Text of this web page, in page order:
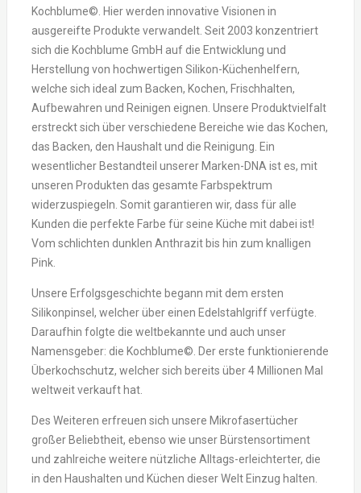
Kochblume©. Hier werden innovative Visionen in
ausgereifte Produkte verwandelt. Seit 2003 konzentriert
sich die Kochblume GmbH auf die Entwicklung und
Herstellung von hochwertigen Silikon-Küchenhelfern,
welche sich ideal zum Backen, Kochen, Frischhalten,
Aufbewahren und Reinigen eignen. Unsere Produktvielfalt
erstreckt sich über verschiedene Bereiche wie das Kochen,
das Backen, den Haushalt und die Reinigung. Ein
wesentlicher Bestandteil unserer Marken-DNA ist es, mit
unseren Produkten das gesamte Farbspektrum
widerzuspiegeln. Somit garantieren wir, dass für alle
Kunden die perfekte Farbe für seine Küche mit dabei ist!
Vom schlichten dunklen Anthrazit bis hin zum knalligen
Pink.
Unsere Erfolgsgeschichte begann mit dem ersten
Silikonpinsel, welcher über einen Edelstahlgriff verfügte.
Daraufhin folgte die weltbekannte und auch unser
Namensgeber: die Kochblume©. Der erste funktionierende
Überkochschutz, welcher sich bereits über 4 Millionen Mal
weltweit verkauft hat.
Des Weiteren erfreuen sich unsere Mikrofasertücher
großer Beliebtheit, ebenso wie unser Bürstensortiment
und zahlreiche weitere nützliche Alltags-erleichterter, die
in den Haushalten und Küchen dieser Welt Einzug halten.